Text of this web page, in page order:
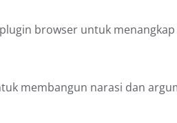
browser untuk
membangun narasi dan